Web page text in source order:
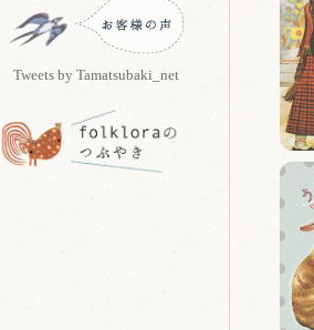
Tweets by Tamatsubaki_net